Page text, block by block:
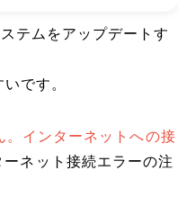
テムをアップデートす
です。
。インターネットへの接
ーネット接続エラーの注